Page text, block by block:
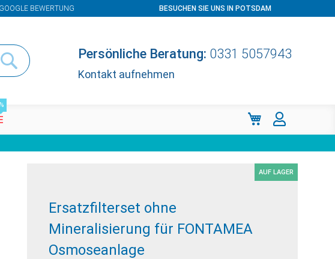
BEWERTUNG BESUCHEN SIE UNS IN POTSDAM
Persönliche Beratung: 0331 5057943
Kontakt aufnehmen
%
Mein Warenkorb
AUF LAGER
Ersatzfilterset ohne
Mineralisierung für FONTAMEA
Osmoseanlage